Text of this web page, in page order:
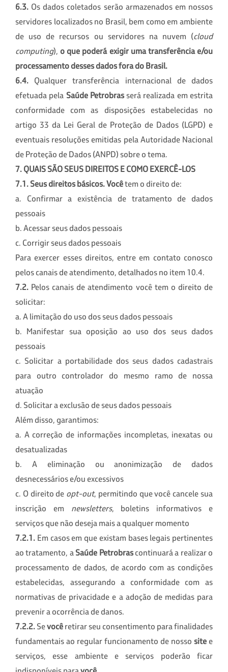
6.3. Os dados coletados serão armazenados em nossos
servidores localizados no Brasil, bem como em ambiente
de uso de recursos ou servidores na nuvem (cloud
computing), o que poderá exigir uma transferência e/ou
processamento desses dados fora do Brasil.
6.4. Qualquer transferência internacional de dados
efetuada pela Saúde Petrobrasserá realizada em estrita
conformidade com as disposições estabelecidas no
artigo 33 da Lei Geral de Proteção de Dados (LGPD) e
eventuais resoluções emitidas pela Autoridade Nacional
de Proteção de Dados (ANPD) sobre o tema.
7. QUAIS SÃO SEUS DIREITOS E COMO EXERCÊ-LOS
7.1. Seus direitos básicos.Vocêtem o direito de:
a. Confirmar a existência de tratamento de dados
pessoais
b.Acessar seus dados pessoais
c. Corrigir seus dados pessoais
Para exercer esses direitos, entre em contato conosco
pelos canais de atendimento, detalhados no item 10.4.
7.2. Pelos canais de atendimento você tem o direito de
solicitar:
a.A limitação do uso dos seus dados pessoais
b. Manifestar sua oposição ao uso dos seus dados
pessoais
c. Solicitar a portabilidade dos seus dados cadastrais
para outro controlador do mesmo ramo de nossa
atuação
d. Solicitar a exclusão de seus dados pessoais
Além disso, garantimos:
a. A correção de informações incompletas, inexatas ou
desatualizadas
b. A eliminação ou anonimização de dados
desnecessários e/ou excessivos
c. O direito de opt-out, permitindo que você cancele sua
inscrição em newsletters, boletins informativos e
serviços que não deseja mais a qualquer momento
7.2.1. Em casos em que existam bases legais pertinentes
ao tratamento, a Saúde Petrobrascontinuará a realizar o
processamento de dados, de acordo com as condições
estabelecidas, assegurando a conformidade com as
normativas de privacidade e a adoção de medidas para
prevenir a ocorrência de danos.
7.2.2.Sevocêretirar seu consentimento para finalidades
fundamentais ao regular funcionamento de nosso site e
serviços, esse ambiente e serviços poderão ficar